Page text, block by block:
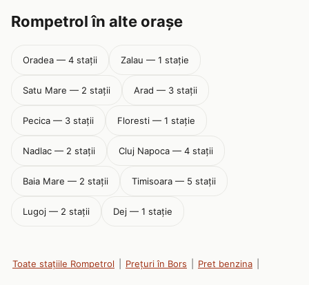
Rompetrol în alte orașe
Oradea — 4 stații Zalau — 1 stație
Satu Mare — 2 stații Arad — 3 stații
Pecica — 3 stații Floresti — 1 stație
Nadlac — 2 stații Cluj Napoca — 4 stații
Baia Mare — 2 stații Timisoara — 5 stații
Lugoj — 2 stații Dej — 1 stație
Toate stațiile Rompetrol Prețuri în Bors Pret benzina